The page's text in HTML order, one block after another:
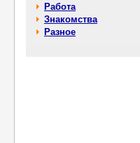
Работа
Знакомства
Разное